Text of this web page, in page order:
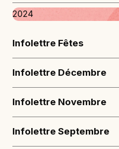
2024
Infolettre Fêtes
Infolettre Décembre
Infolettre Novembre
Infolettre Septembre